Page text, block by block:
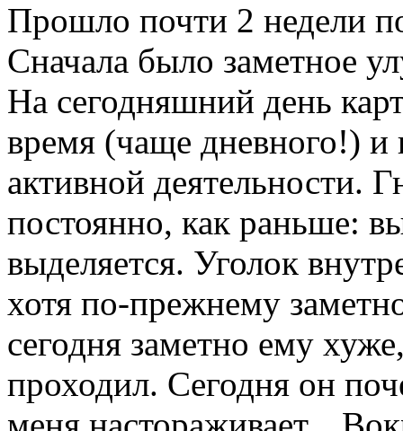
Прошло почти 2 недели
Сначала было заметное
На сегодняшний день
время (чаще дневного!) и
активной деятельности.
постоянно, как раньше:
выделяется. Уголок
хотя по-прежнему
сегодня заметно ему
проходил. Сегодня он